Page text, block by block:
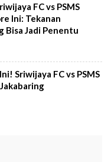
FC vs PSMS
Ini: Tekanan
Bisa Jadi Penentu
Sriwijaya FC vs PSMS